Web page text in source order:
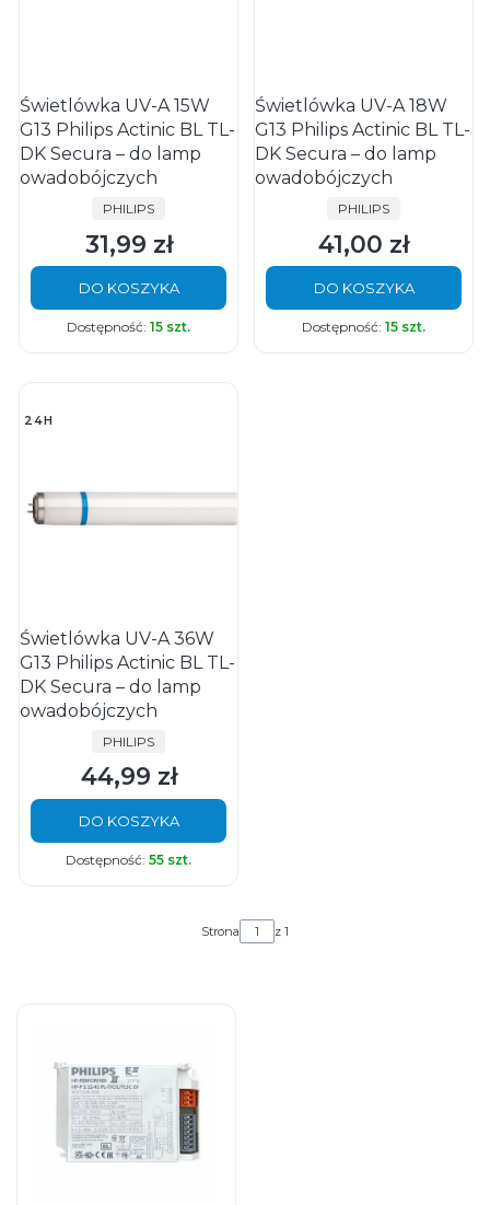
Świetlówka UV-A 15W
G13 Philips Actinic BL TL-
DK Secura – do lamp
owadobójczych
PRODUCENT
PHILIPS
Cena
31,99 zł
DO KOSZYKA
Dostępność: 15 szt.
Świetlówka UV-A 18W
G13 Philips Actinic BL TL-
DK Secura – do lamp
owadobójczych
PRODUCENT
PHILIPS
Cena
41,00 zł
DO KOSZYKA
Dostępność: 15 szt.
24H
Świetlówka UV-A 36W
G13 Philips Actinic BL TL-
DK Secura – do lamp
owadobójczych
PRODUCENT
PHILIPS
Cena
44,99 zł
DO KOSZYKA
Dostępność: 55 szt.
Strona z 1